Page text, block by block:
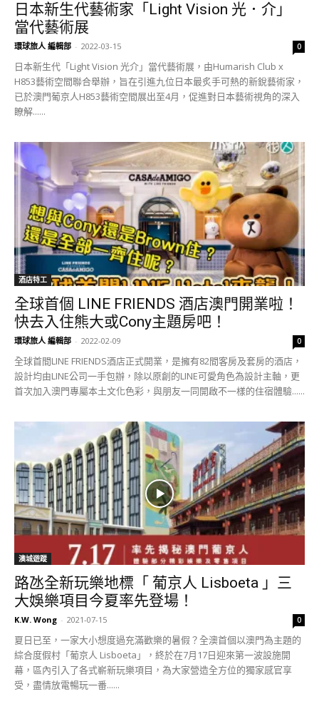
日本新生代藝術家「Light Vision 光．介」
當代藝術展
環球旅人 編輯部 - 2022-03-15 0
日本新生代「Light Vision 光介」當代藝術展，由Humarish Club x
H853藝術空間聯合舉辦，旨在引進九位日本最炙手可熱的新銳藝術家，
已於澳門葡京人H853藝術空間展出至4月，促進對日本藝術視角的深入
瞭解......
酒店特工
全球首個 LINE FRIENDS 酒店澳門開業啦！
快去入住熊大或Cony主題房吧！
環球旅人 編輯部 - 2022-02-09 0
全球首間LINE FRIENDS酒店正式開業，是擁有82間客房及套房的酒店，
設計均由LINE公司一手包辦，除以原創的LINE可愛角色為設計主軸，更
首次加入澳門專屬本土文化色彩，與朋友一同開啟不一樣的住宿體驗......
澳城遊蹤
路氹全新玩樂地標「 葡京人 Lisboeta 」三
大娛樂項目今夏率先登場！
K.W. Wong - 2021-07-15 0
夏日已至，一家大小想度過充滿歡樂的暑假？全澳首個以澳門為主題的
綜合度假村「葡京人 Lisboeta」，終於在7月17日迎來第一波設施開
幕，區內引入了各式嶄新玩樂項目，為大家營造全方位的獨家感官享
受，盡情放電暢玩一番......